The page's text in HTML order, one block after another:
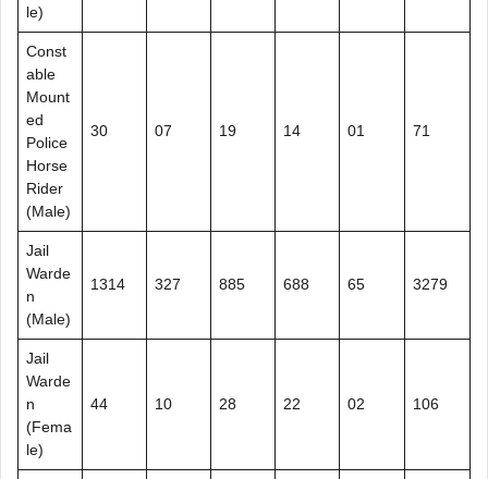
le)
Const
able
Mount
ed
Police
Horse
Rider
(Male)
30 07 19 14 01 71
Jail
Warde
n
(Male)
1314 327 885 688 65 3279
Jail
Warde
n
(Fema
le)
44 10 28 22 02 106